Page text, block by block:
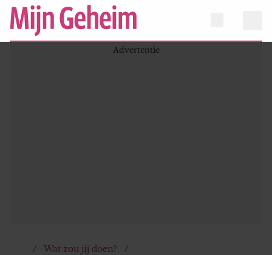
Wat zou jij doen?